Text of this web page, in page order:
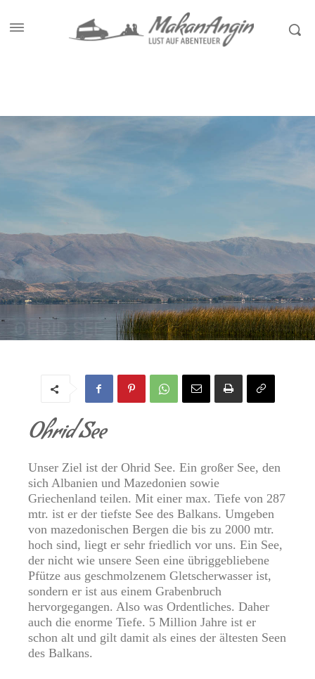
OHRID SEE
Ohrid See
Unser Ziel ist der Ohrid See. Ein großer See, den
sich Albanien und Mazedonien sowie
Griechenland teilen. Mit einer max. Tiefe von 287
mtr. ist er der tiefste See des Balkans. Umgeben
von mazedonischen Bergen die bis zu 2000 mtr.
hoch sind, liegt er sehr friedlich vor uns. Ein See,
der nicht wie unsere Seen eine übriggebliebene
Pfütze aus geschmolzenem Gletscherwasser ist,
sondern er ist aus einem Grabenbruch
hervorgegangen. Also was Ordentliches. Daher
auch die enorme Tiefe. 5 Million Jahre ist er
schon alt und gilt damit als eines der ältesten Seen
des Balkans.